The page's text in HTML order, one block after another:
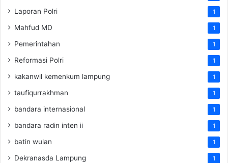
Laporan Polri 1
Mahfud MD 1
Pemerintahan 1
Reformasi Polri 1
kakanwil kemenkum lampung 1
taufiqurrakhman 1
bandara internasional 1
bandara radin inten ii 1
batin wulan 1
Dekranasda Lampung 1